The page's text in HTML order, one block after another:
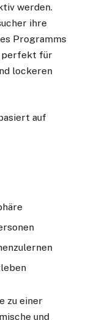
werden.
ihre
Programms
perfekt für
lockeren
auf
zu einer
und